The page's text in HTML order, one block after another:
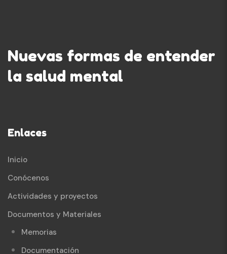
Nuevas formas de entender
la salud mental
Enlaces
Inicio
Conócenos
Actividades y proyectos
Documentos y Materiales
Memorias
Documentación